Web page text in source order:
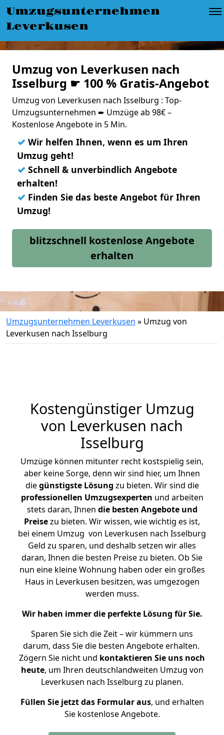
Umzugsunternehmen
Leverkusen
Umzug von Leverkusen nach
Isselburg ☛ 100 % Gratis-Angebot
Umzug von Leverkusen nach Isselburg : Top-
Umzugsunternehmen ➨ Umzüge ab 98€ –
Kostenlose Angebote in 5 Min.
✓ Wir helfen Ihnen, wenn es um Ihren
Umzug geht!
✓ Schnell & unverbindlich Angebote
erhalten!
✓ Finden Sie das beste Angebot für Ihren
Umzug!
blitzschnell kostenlose Angebote
erhalten
Umzugsunternehmen Leverkusen » Umzug von
Leverkusen nach Isselburg
Kostengünstiger Umzug
von Leverkusen nach
Isselburg
Umzüge können mitunter recht kostspielig sein,
aber keine Sorge, denn wir sind hier, um Ihnen
diegünstigste Lösung zu bieten. Wir sind die
professionellen Umzugsexperten und arbeiten
stets daran, Ihnen die besten Angebote und
Preisezu bieten. Wir wissen, wie wichtig es ist,
bei einem Umzug von Leverkusen nach Isselburg
Geld zu sparen, und deshalb setzen wir alles
daran, Ihnen die besten Preise zu bieten. Ob Sie
nun eine kleine Wohnung haben oder ein großes
Haus in Leverkusen besitzen, was umgezogen
werden muss.
Wir haben immer die perfekte Lösung für Sie.
Sparen Sie sich die Zeit – wir kümmern uns
darum, dass Sie die besten Angebote erhalten.
Zögern Sie nicht und kontaktieren Sie uns noch
heute, um Ihren deutschlandweiten Umzug von
Leverkusen nach Isselburg zu planen.
Füllen Sie jetzt das Formular aus, und erhalten
Sie kostenlose Angebote.